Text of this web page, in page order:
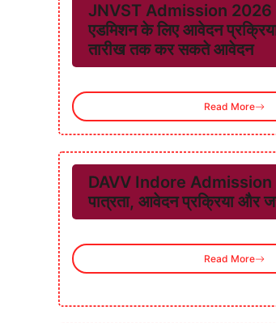
JNVST Admission 2026
एडमिशन के लिए आवेदन
तारीख तक कर सकते आवेदन
Read More
DAVV Indore Admission
पात्रता, आवेदन प्रक्रिया और
Read More